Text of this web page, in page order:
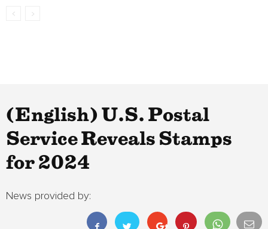
(English) U.S. Postal
Service Reveals Stamps
for 2024
News provided by: